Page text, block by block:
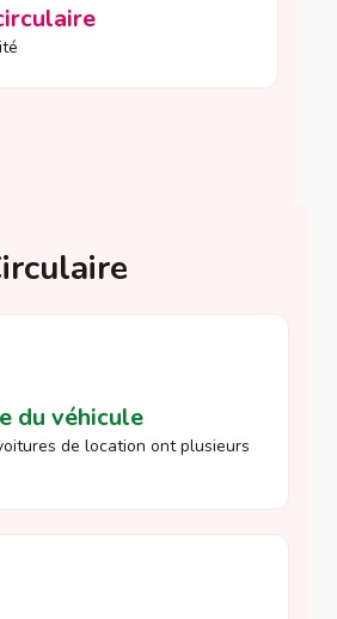
du véhicule
de location ont plusieurs